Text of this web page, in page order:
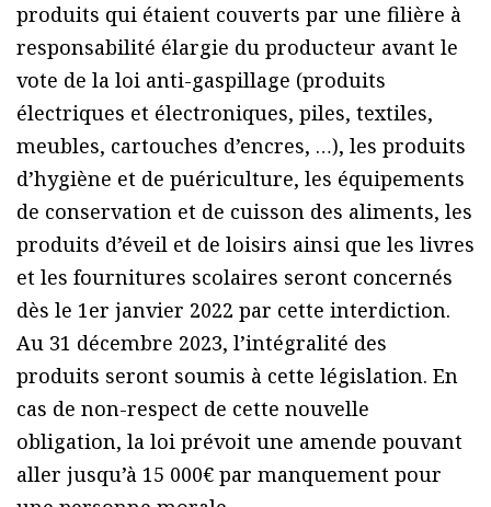
produits qui étaient couverts par une filière à
responsabilité élargie du producteur avant le
vote de la loi anti-gaspillage (produits
électriques et électroniques, piles, textiles,
meubles, cartouches d’encres, …), les produits
d’hygiène et de puériculture, les équipements
de conservation et de cuisson des aliments, les
produits d’éveil et de loisirs ainsi que les livres
et les fournitures scolaires seront concernés
dès le 1er janvier 2022 par cette interdiction.
Au 31 décembre 2023, l’intégralité des
produits seront soumis à cette législation. En
cas de non-respect de cette nouvelle
obligation, la loi prévoit une amende pouvant
aller jusqu’à 15 000€ par manquement pour